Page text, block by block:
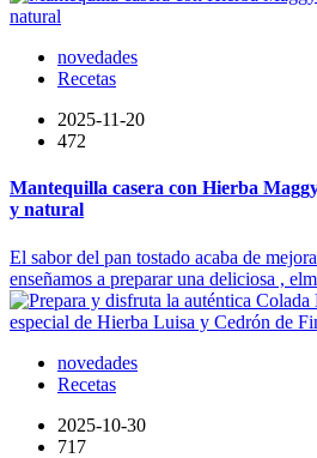
novedades
Recetas
2025-11-20
472
Mantequilla casera con Hierba
y natural
El sabor del pan tostado acaba de
enseñamos a preparar una deliciosa ,
novedades
Recetas
2025-10-30
717